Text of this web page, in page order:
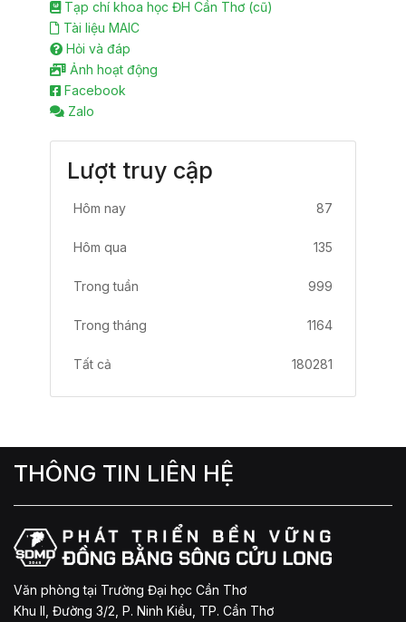
Tạp chí khoa học ĐH Cần Thơ (cũ)
Tài liệu MAIC
Hỏi và đáp
Ảnh hoạt động
Facebook
Zalo
Lượt truy cập
Hôm nay 87
Hôm qua 135
Trong tuần 999
Trong tháng 1164
Tất cả 180281
THÔNG TIN LIÊN HỆ
Văn phòng tại Trường Đại học Cần Thơ
Khu II, Đường 3/2, P. Ninh Kiều, TP. Cần Thơ